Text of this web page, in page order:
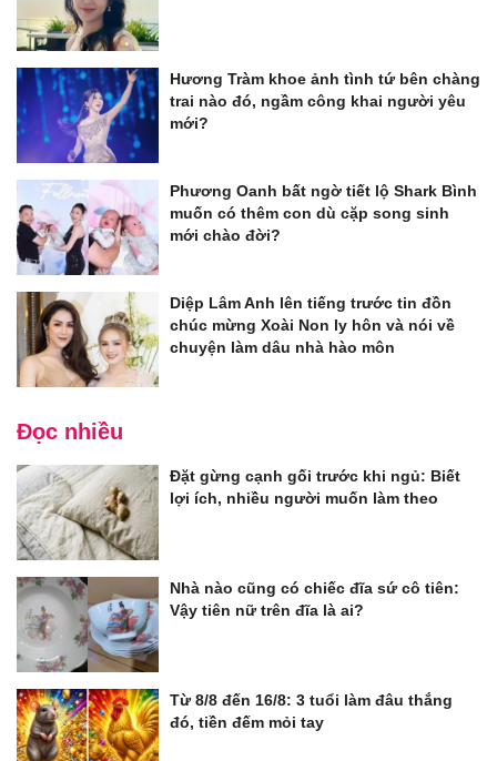
Hương Tràm khoe ảnh tình tứ bên chàng
trai nào đó, ngầm công khai người yêu
mới?
Phương Oanh bất ngờ tiết lộ Shark Bình
muốn có thêm con dù cặp song sinh
mới chào đời?
Diệp Lâm Anh lên tiếng trước tin đồn
chúc mừng Xoài Non ly hôn và nói về
chuyện làm dâu nhà hào môn
Đọc nhiều
Đặt gừng cạnh gối trước khi ngủ: Biết
lợi ích, nhiều người muốn làm theo
Nhà nào cũng có chiếc đĩa sứ cô tiên:
Vậy tiên nữ trên đĩa là ai?
Từ 8/8 đến 16/8: 3 tuổi làm đâu thắng
đó, tiền đếm mỏi tay